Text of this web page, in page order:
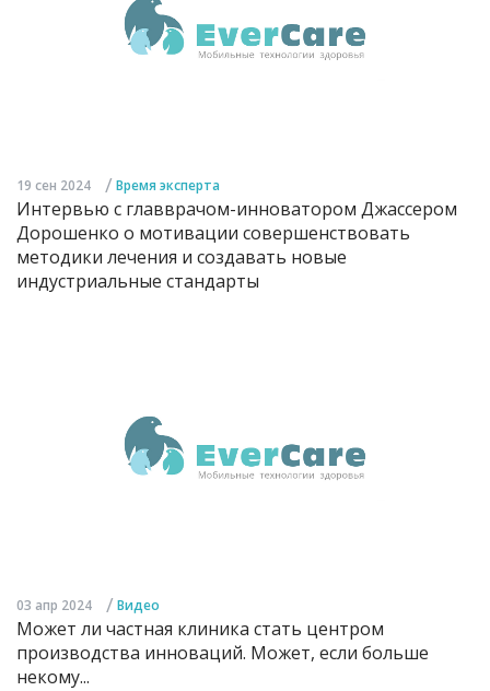
19 сен 2024 / Время эксперта
Интервью с главврачом-инноватором Джассером
Дорошенко о мотивации совершенствовать
методики лечения и создавать новые
индустриальные стандарты
03 апр 2024 / Видео
Может ли частная клиника стать центром
производства инноваций. Может, если больше
некому...